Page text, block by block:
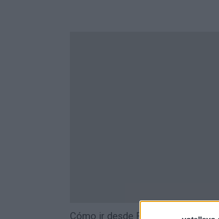
Cómo ir desde Fortaleza a São